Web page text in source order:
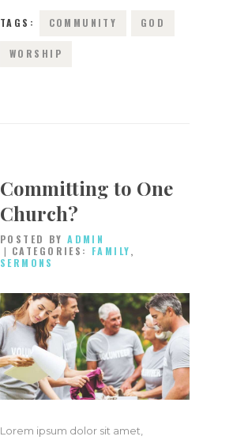
TAGS: COMMUNITY GOD
WORSHIP
Committing to One
Church?
POSTED BYADMIN
CATEGORIES: FAMILY,
SERMONS
Lorem ipsum dolor sit amet,